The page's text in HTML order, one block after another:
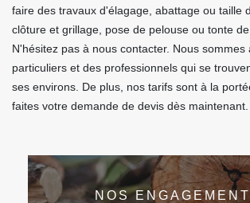
faire des travaux d'élagage, abattage ou taille
clôture et grillage, pose de pelouse ou tonte de
N'hésitez pas à nous contacter. Nous sommes
particuliers et des professionnels qui se
ses environs. De plus, nos tarifs sont à la
faites votre demande de devis dès maintenant.
NOS